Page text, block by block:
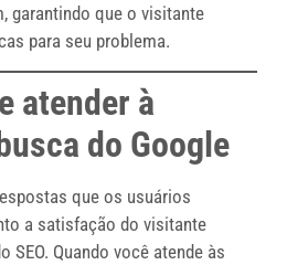
garantindo que o visitante
para seu problema.
atender à
do Google
que os usuários
a satisfação do visitante
SEO. Quando você atende às